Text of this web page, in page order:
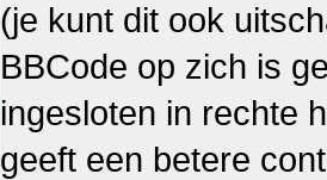
(je kunt dit ook
BBCode op zich is
ingesloten in rechte
geeft een betere